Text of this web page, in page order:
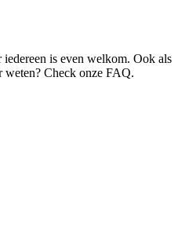
is even welkom. Ook als
weten? Check onze FAQ.